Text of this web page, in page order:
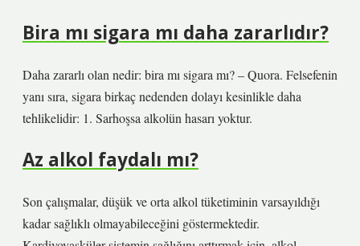
Bira mı sigara mı daha zararlıdır?
Daha zararlı olan nedir: bira mı sigara mı? – Quora. Felsefenin
yanı sıra, sigara birkaç nedenden dolayı kesinlikle daha
tehlikelidir: 1. Sarhoşsa alkolün hasarı yoktur.
Az alkol faydalı mı?
Son çalışmalar, düşük ve orta alkol tüketiminin varsayıldığı
kadar sağlıklı olmayabileceğini göstermektedir.